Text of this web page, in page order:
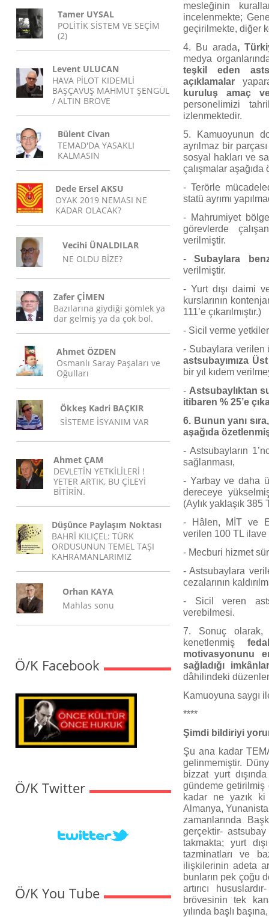
Tamer UYSAL
POLİTİK SİSTEM VE SEÇİM
(2)
Levent ULUCAN
HAVA PİLOT KIDEMLİ
BAŞÇAVUŞ MAHMUT ŞENGÜL
/ ALTIN BRÖVE
Bülent Civan
TEMAD'DA YASAKLI
KALMASIN
Dede Ersel AKSU
OYAK 2019 NEMASI NE
KADAR OLACAK?
Vecihi ÜNALDILAR
NE OLDU BİZE?
Zafer ÇİMEN
Bazılarına giydiği gömlek ya
dar gelmiş ya da çok bol.
Ahmet ÖZDEN
Osmanlı Saray Paşaları ve
Oğulları
Ökkeş Kadri BAÇKIR
SİSTEME İSYANIM VAR
Ahmet ÇAM
DEVLETİN YETKİLİLERİ !
YETER ARTIK, BU ÇİLEYİ
BİTİRİN.
Düşünce Paylaşım Noktası
BAHRİ KILIÇEL: TÜRK
ORDUSUNUN TEMEL TAŞI
KAHRAMANLARIMIZ
Orhan KAYA
Mahlas sonu
Ö/K Facebook
Ö/K Twitter
Ö/K You Tube
mesleğinin
incelenmekte;
geçirilmekte, diğer
4. Bu arada,
medya
teşkil eden
açıklamalar
kuruluş amaç ve
personelimizi
izlenmektedir.
5. Kamuoyunun
ayrılmaz bir
sosyal hakları ve
çalışmalar aşağıda
- Terörle
statü ayrımı
- Mahrumiyet
görevlerde
verilmiştir.
-Subaylara
verilmiştir.
- Yurt dışı daimi
kurslarının
111’e çıkarılmıştır.)
- Sicil verme yetkileri
- Subaylara verilen
astsubayımıza
bir yıl kıdem
- Astsubaylıktan
itibaren % 25’e
6. Bunun yanı
aşağıda
- Astsubayların
sağlanması,
- Yarbay ve daha
dereceye
(Aylık yaklaşık 385
- Hâlen, MİT ve
verilen 100 TL
- Mecburi hizmet
- Astsubaylara
cezalarının
- Sicil veren
verebilmesi.
7. Sonuç olarak,
kenetlenmiş
motivasyonunu
sağladığı
dâhilindeki
Kamuoyuna saygı
****
Şimdi bildiriyi
Şu ana kadar
gelinmemiştir.
bizzat yurt
gündeme getirilmiş
kadar ne yazık
Almanya,
zamanlarında
gerçektir-
takmakta; yurt
tazminatları ve
ilişkilerinin adeta
bunların pek çoğu
artırıcı
brövesinin tek
yılında başlı